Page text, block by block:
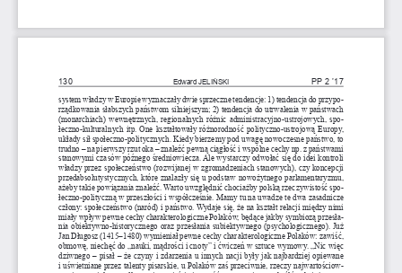
130 Edward JELIŃSKI PP 2 ’17
system władzy w Europie wyznaczały dwie sprzeczne tendencje: 1) tendencja do przypo-
rządkowania słabszych państwom silniejszym; 2) tendencja do utrwalenia w państwach
(monarchiach) wewnętrznych, regionalnych różnic administracyjno-ustrojowych, spo-
łeczno-kulturalnych itp. One kształtowały różnorodność polityczno-ustrojową Europy,
układy sił społeczno-politycznych. Kiedy bierzemy pod uwagę nowoczesne państwo, to
trudno – na pierwszy rzut oka – znaleźć pewną ciągłość i wspólne cechy np. z państwami
stanowymi czasów późnego średniowiecza. Ale wystarczy odwołać się do idei kontroli
władzy przez społeczeństwo (rozwijanej w zgromadzeniach stanowych), czy koncepcji
przedabsolutystycznych, które znalazły się u podstaw nowożytnego parlamentaryzmu,
ażeby takie powiązania znaleźć. Warto uwzględnić chociażby polską rzeczywistość spo-
łeczno-polityczną w przeszłości i współcześnie. Mamy tu na uwadze te dwa zasadnicze
człony: społeczeństwo (naród) i państwo. Wydaje się, że na kształt relacji między nimi
miały wpływ pewne cechy charakterologiczne Polaków, będące jakby symbiozą przesła-
nia obiektywno-historycznego oraz przesłania subiektywnego (psychologicznego). Już
Jan Długosz (1415–1480) wymieniał pewne cechy charakterologiczne Polaków: zawiść,
obmowę, niechęć do „nauki, mądrości i cnoty” i ćwiczeń w sztuce wymowy. „Nic więc
dziwnego – pisał – że czyny i zdarzenia u innych nacji były jak najbardziej opiewane
i  uświetniane przez talenty pisarskie, u Polaków zaś przeciwnie, rzeczy najwartościow-